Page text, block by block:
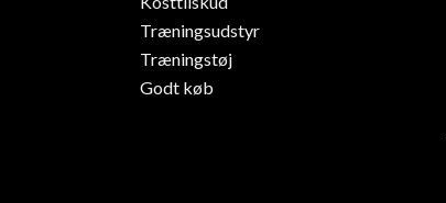
Træningsudstyr
Træningstøj
Godt køb